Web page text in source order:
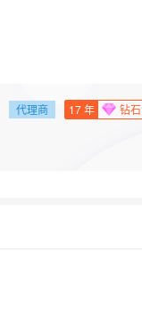
代理商 17年 钻